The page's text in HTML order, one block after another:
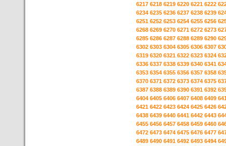
6217 6218 6219 6220 6221 6222
6234 6235 6236 6237 6238 6239
6251 6252 6253 6254 6255 6256
6268 6269 6270 6271 6272 6273
6285 6286 6287 6288 6289 6290
6302 6303 6304 6305 6306 6307
6319 6320 6321 6322 6323 6324
6336 6337 6338 6339 6340 6341
6353 6354 6355 6356 6357 6358
6370 6371 6372 6373 6374 6375
6387 6388 6389 6390 6391 6392
6404 6405 6406 6407 6408 6409
6421 6422 6423 6424 6425 6426
6438 6439 6440 6441 6442 6443
6455 6456 6457 6458 6459 6460
6472 6473 6474 6475 6476 6477
6489 6490 6491 6492 6493 6494